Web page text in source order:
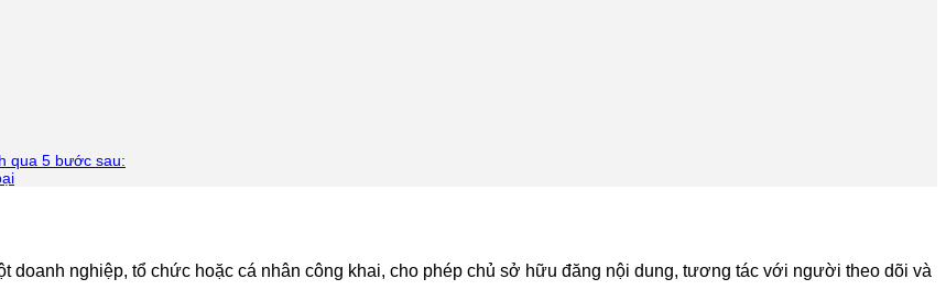
qua 5 bước sau:
doanh nghiệp, tổ chức hoặc cá nhân công khai, cho phép chủ sở hữu đăng nội dung, tương tác với người theo dõi và